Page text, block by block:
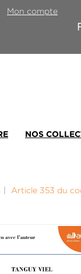
Mon compte
NOS
Article 353 du